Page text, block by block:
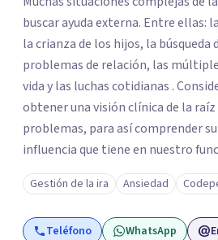
buscar ayuda externa. Entre ellas:
la crianza de los hijos, la búsqueda
problemas de relación, las
vida y las luchas cotidianas . Considero elemental
obtener una visión clínica de la
problemas, para así comprender
influencia que tiene en nuestro
manera que, podamos librarnos de
ya no nos sirven y potenciar
personal.
Gestión de la ira Ansiedad
Teléfono WhatsApp